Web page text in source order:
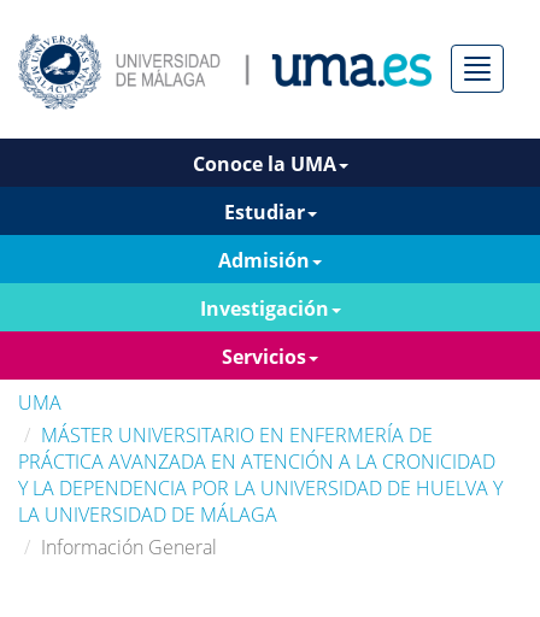
Menú
Conoce la UMA
Estudiar
Admisión
Investigación
Servicios
UMA
MÁSTER UNIVERSITARIO EN ENFERMERÍA DE
PRÁCTICA AVANZADA EN ATENCIÓN A LA CRONICIDAD
Y LA DEPENDENCIA POR LA UNIVERSIDAD DE HUELVA Y
LA UNIVERSIDAD DE MÁLAGA
Información General